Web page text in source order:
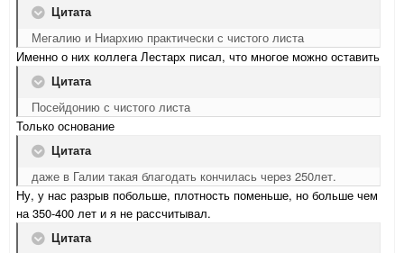
Цитата
Мегалию и Ниархию практически с чистого листа
Именно о них коллега Лестарх писал, что многое можно оставить
Цитата
Посейдонию с чистого листа
Только основание
Цитата
даже в Галии такая благодать кончилась через 250лет.
Ну, у нас разрыв побольше, плотность поменьше, но больше чем
на 350-400 лет и я не рассчитывал.
Цитата